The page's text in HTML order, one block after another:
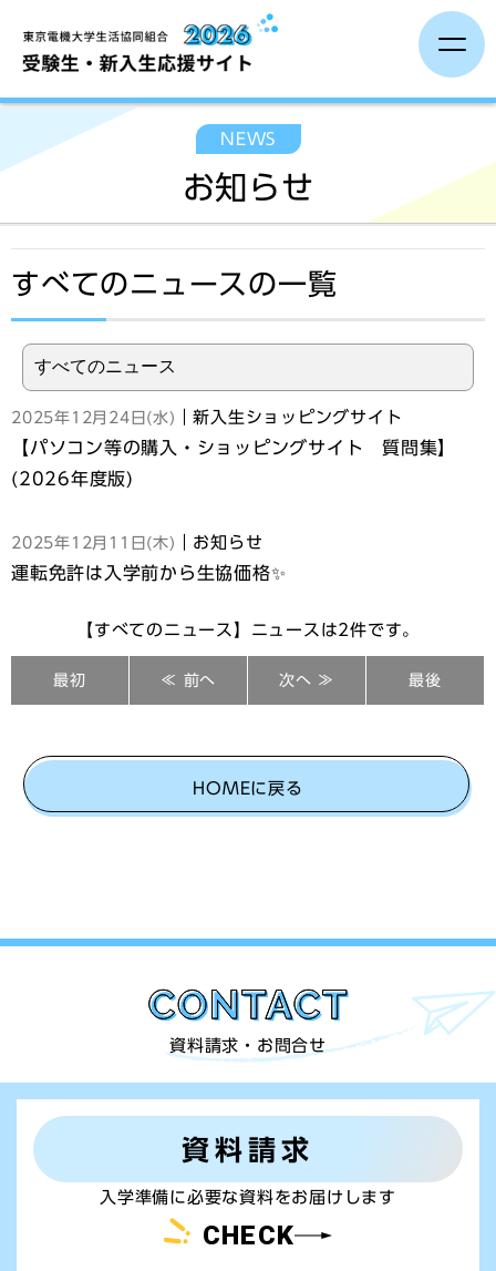
受験生の方へ
大学生活準備
新入生イベント
新生活準備
NEWS
お知らせ
すべてのニュースの一覧
2025年12月24日(水) ｜新入生ショッピングサイト
【パソコン等の購入・ショッピングサイト 質問集】
(2026年度版)
2025年12月11日(木) ｜お知らせ
運転免許は入学前から生協価格✨
【すべてのニュース】ニュースは2件です。
最初 ≪ 前へ 次へ ≫ 最後
HOMEに戻る
資料請求・お問合せ
資料請求
入学準備に必要な資料をお届けします
CHECK